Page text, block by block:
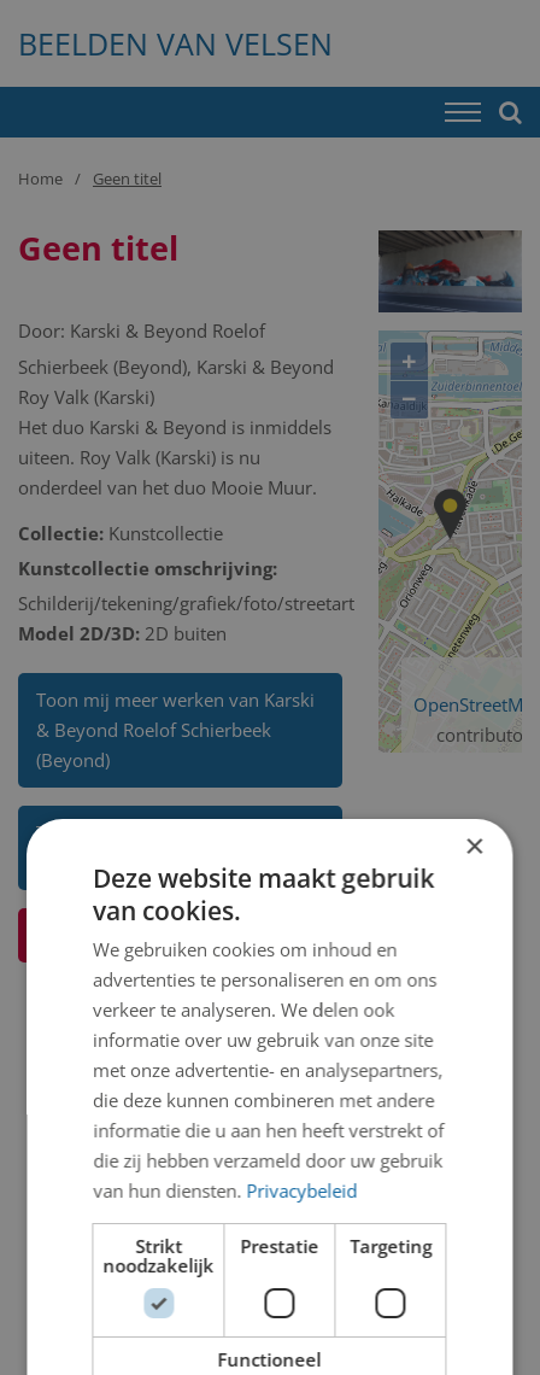
BEELDEN VAN VELSEN
Home Geen titel
Geen titel
Door: Karski & Beyond Roelof
Schierbeek (Beyond), Karski & Beyond
Roy Valk (Karski)
Het duo Karski & Beyond is inmiddels
uiteen. Roy Valk (Karski) is nu
onderdeel van het duo Mooie Muur.
Collectie: Kunstcollectie
Kunstcollectie omschrijving:
Schilderij/tekening/grafiek/foto/streetart
Model 2D/3D: 2D buiten
Toon mij meer werken van Karski
& Beyond Roelof Schierbeek
(Beyond)
Toon mij meer werken van Karski
& Beyond Roy Valk (Karski)
+
−
×
Deze website maakt gebruik
van cookies.
We gebruiken cookies om inhoud en
advertenties te personaliseren en om ons
verkeer te analyseren. We delen ook
informatie over uw gebruik van onze site
met onze advertentie- en analysepartners,
die deze kunnen combineren met andere
informatie die u aan hen heeft verstrekt of
die zij hebben verzameld door uw gebruik
van hun diensten. Privacybeleid
Strikt
noodzakelijk
Prestatie Targeting
Functioneel